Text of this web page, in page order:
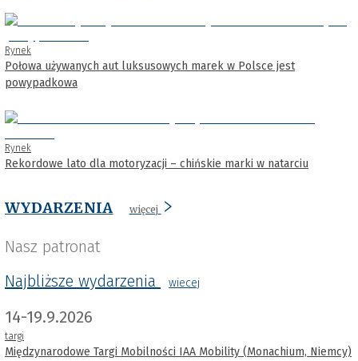
Rynek
Połowa używanych aut luksusowych marek w Polsce jest
powypadkowa
Rynek
Rekordowe lato dla motoryzacji – chińskie marki w natarciu
WYDARZENIA więcej
Nasz patronat
Najbliższe wydarzenia
wiecej
14-19.9.2026
targi
Międzynarodowe Targi Mobilności IAA Mobility (Monachium, Niemcy)